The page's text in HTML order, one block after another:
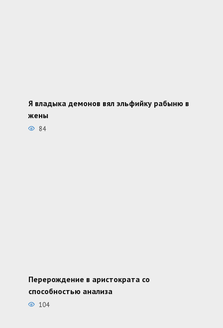
Я владыка демонов вял эльфийку рабыню в
жены
84
Перерождение в аристократа со
способностью анализа
104